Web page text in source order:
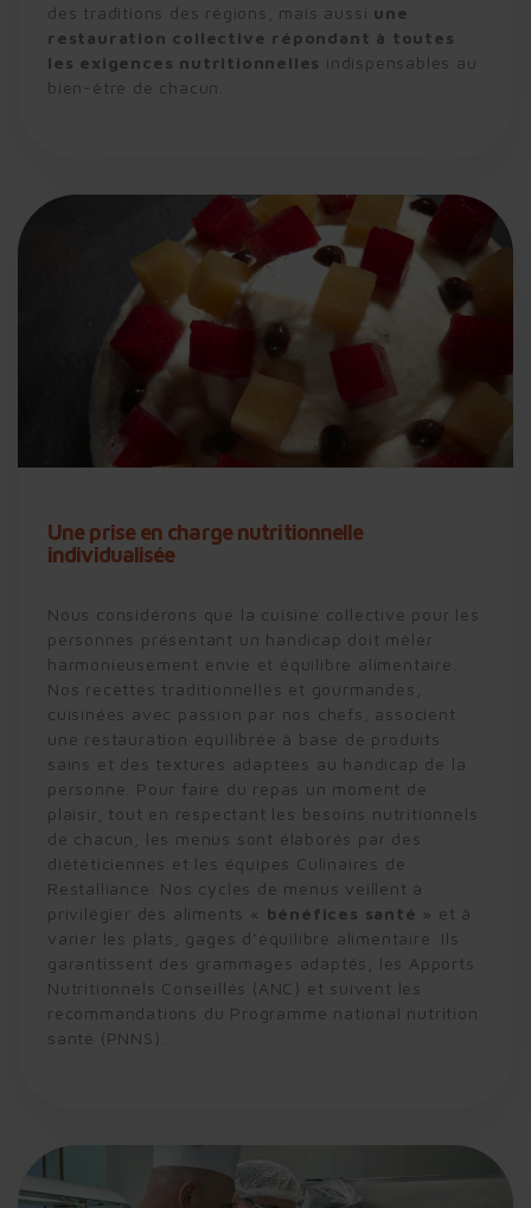
des traditions des régions, mais aussi une
restauration collective répondant à toutes
les exigences nutritionnelles indispensables au
bien-être de chacun.
Une prise en charge nutritionnelle
individualisée
Nous considérons que la cuisine collective pour les
personnes présentant un handicap doit mêler
harmonieusement envie et équilibre alimentaire.
Nos recettes traditionnelles et gourmandes,
cuisinées avec passion par nos chefs, associent
une restauration équilibrée à base de produits
sains et des textures adaptées au handicap de la
personne. Pour faire du repas un moment de
plaisir, tout en respectant les besoins nutritionnels
de chacun, les menus sont élaborés par des
diététiciennes et les équipes Culinaires de
Restalliance. Nos cycles de menus veillent à
privilégier des aliments « bénéfices santé » et à
varier les plats, gages d’équilibre alimentaire. Ils
garantissent des grammages adaptés, les Apports
Nutritionnels Conseillés (ANC) et suivent les
recommandations du Programme national nutrition
santé (PNNS).